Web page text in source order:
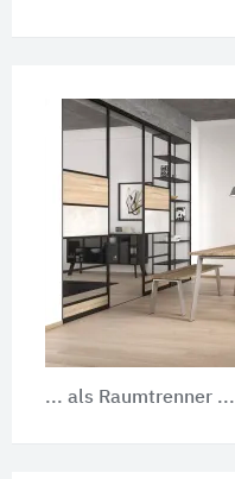
... als Raumtrenner ...